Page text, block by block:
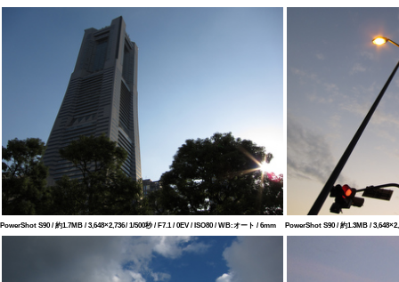
PowerShot S90 / 約1.7MB / 3,648×2,736 / 1/500秒 / F7.1 / 0EV / ISO80 / WB:オート / 6mm PowerShot S90 / 約1.3MB /